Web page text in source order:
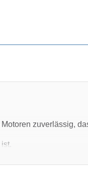
zuverlässig,
ziemlich stark.